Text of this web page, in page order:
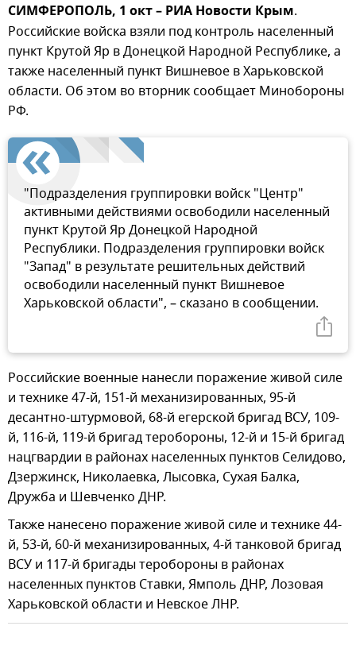
СИМФЕРОПОЛЬ, 1 окт – РИА Новости Крым.
Российские войска взяли под контроль населенный
пункт Крутой Яр в Донецкой Народной Республике, а
также населенный пункт Вишневое в Харьковской
области. Об этом во вторник сообщает Минобороны
РФ.
"Подразделения группировки войск "Центр"
активными действиями освободили населенный
пункт Крутой Яр Донецкой Народной
Республики. Подразделения группировки войск
"Запад" в результате решительных действий
освободили населенный пункт Вишневое
Харьковской области", – сказано в сообщении.
Российские военные нанесли поражение живой силе
и технике 47-й, 151-й механизированных, 95-й
десантно-штурмовой, 68-й егерской бригад ВСУ, 109-
й, 116-й, 119-й бригад теробороны, 12-й и 15-й бригад
нацгвардии в районах населенных пунктов Селидово,
Дзержинск, Николаевка, Лысовка, Сухая Балка,
Дружба и Шевченко ДНР.
Также нанесено поражение живой силе и технике 44-
й, 53-й, 60-й механизированных, 4-й танковой бригад
ВСУ и 117-й бригады теробороны в районах
населенных пунктов Ставки, Ямполь ДНР, Лозовая
Харьковской области и Невское ЛНР.